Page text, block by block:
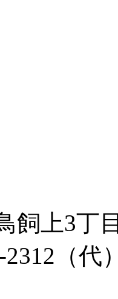
飼上3丁
（